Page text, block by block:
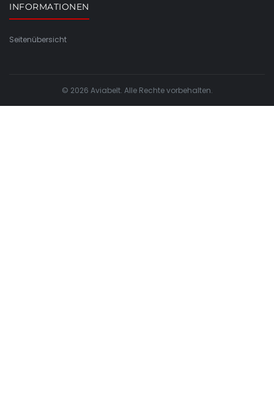
INFORMATIONEN
Seitenübersicht
© 2026 Aviabelt. Alle Rechte vorbehalten.